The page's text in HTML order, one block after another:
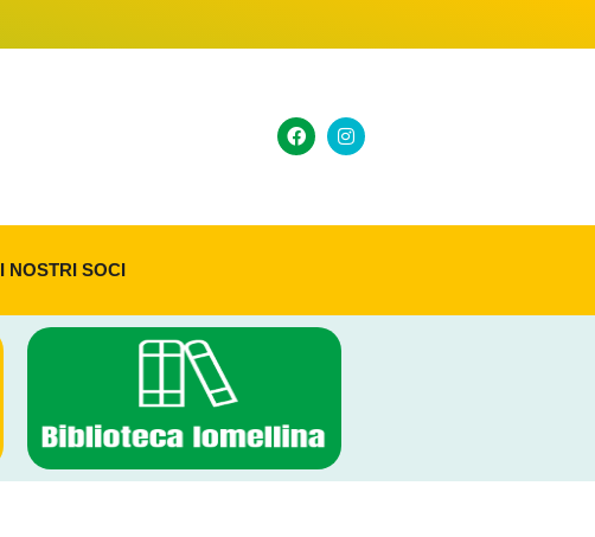
I NOSTRI SOCI